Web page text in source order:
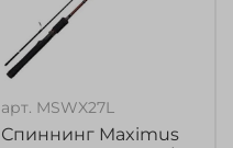
арт. MSWX27L
Спиннинг Maximus